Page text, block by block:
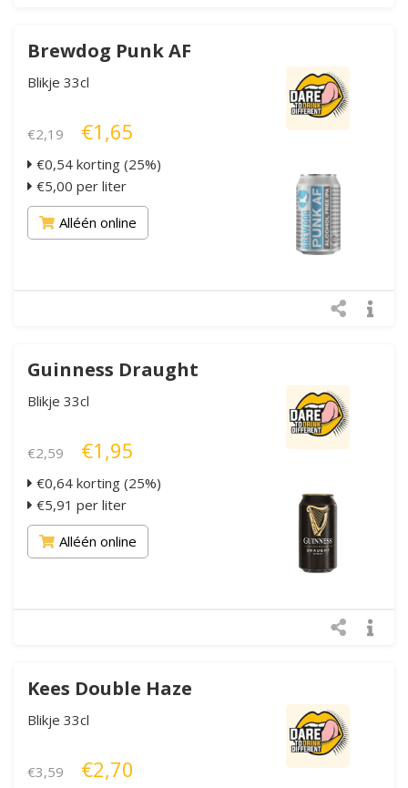
Brewdog Punk AF
Blikje 33cl
€2,19 €1,65
€0,54 korting (25%)
€5,00 per liter
Alléén online
Guinness Draught
Blikje 33cl
€2,59 €1,95
€0,64 korting (25%)
€5,91 per liter
Alléén online
Kees Double Haze
Blikje 33cl
€3,59 €2,70